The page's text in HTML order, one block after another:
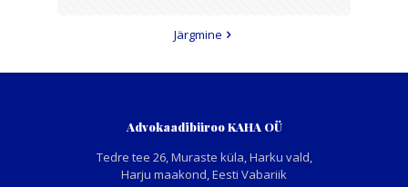
Järgmine
Advokaadibüroo KAHA OÜ
Tedre tee 26, Muraste küla, Harku vald,
Harju maakond, Eesti Vabariik